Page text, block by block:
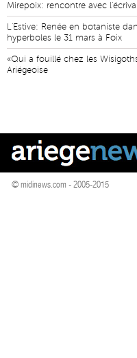
Mirepoix: rencontre avec
L'Estive: Renée en botaniste
hyperboles le 31 mars à Foix
«Qui a fouillé chez les
Ariégeoise
© midinews.com - 2005-2015